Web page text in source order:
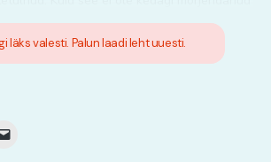
läks valesti. Palun laadi leht uuesti.